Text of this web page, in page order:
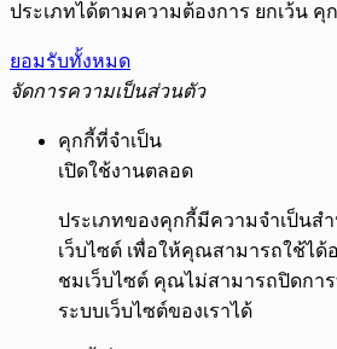
ประเภทได้ตามความต้องการ ยกเว้น คุ
ยอมรับทั้งหมด
จัดการความเป็นส่วนตัว
คุกกี้ที่จำเป็น
เปิดใช้งานตลอด
ประเภทของคุกกี้มีความจำเป็นส
เว็บไซต์ เพื่อให้คุณสามารถใช้ได้
ชมเว็บไซต์ คุณไม่สามารถปิดกา
ระบบเว็บไซต์ของเราได้